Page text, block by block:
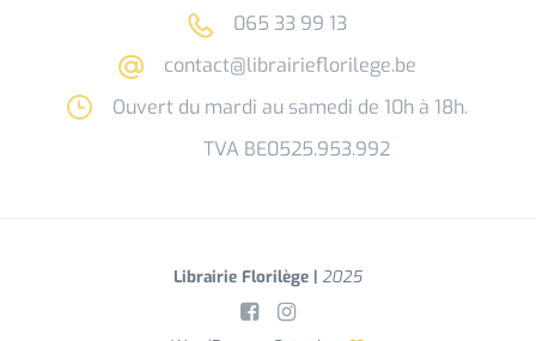
065 33 99 13
contact@librairieflorilege.be
Ouvert du mardi au samedi de 10h à 18h.
TVA BE0525.953.992
Librairie Florilège | 2025